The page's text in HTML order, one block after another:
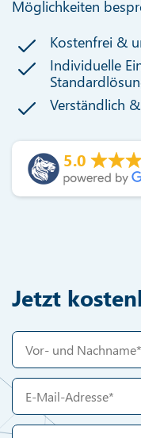
Möglichkeiten
Kostenfrei &
Individuelle
Verständlich
5.0
Jetzt